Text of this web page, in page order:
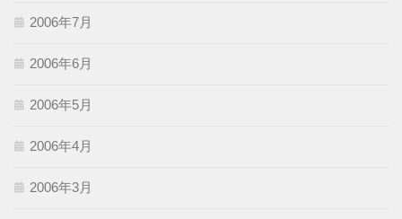
2006年7月
2006年6月
2006年5月
2006年4月
2006年3月